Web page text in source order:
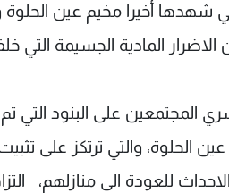
شهدها أخيرا مخيم عين
المادية الجسيمة التي
المجتمعين على البنود التي
الحلوة، والتي ترتكز على
للعودة الى منازلهم،